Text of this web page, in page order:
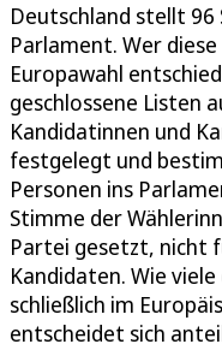
Deutschland stellt 96
Parlament. Wer
Europawahl
geschlossene Listen
Kandidatinnen und
festgelegt und
Personen ins
Stimme der
Partei gesetzt, nicht
Kandidaten. Wie
schließlich im
entscheidet sich